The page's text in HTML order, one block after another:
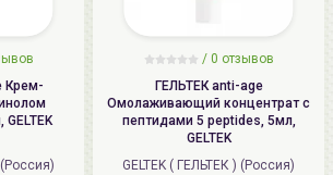
Крем-
(Россия)
/ 0 отзывов
ГЕЛЬТЕК anti-age
Омолаживающий концентрат с
пептидами 5 peptides, 5мл,
GELTEK
GELTEK ( ГЕЛЬТЕК ) (Россия)